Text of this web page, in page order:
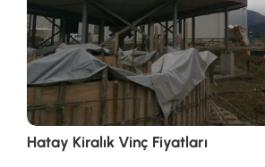
Hatay Kiralık Vinç Fiyatları